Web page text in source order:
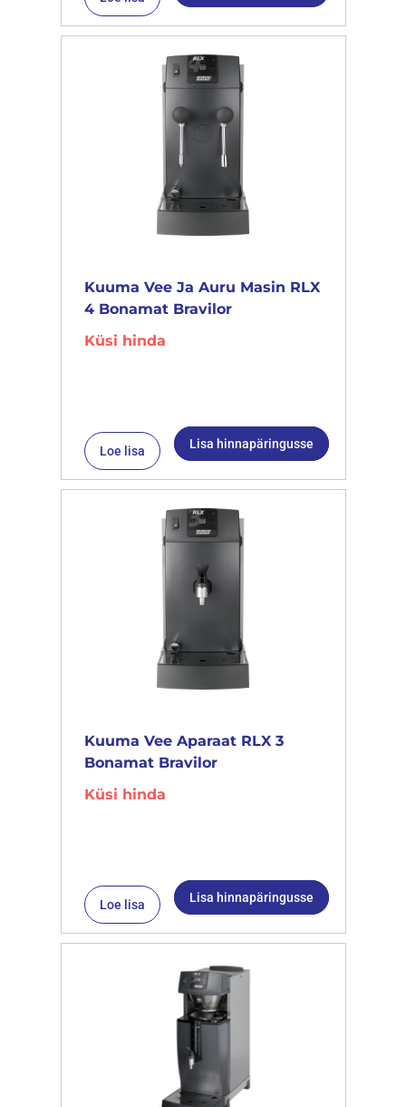
Kuuma Vee Ja Auru Masin RLX
4 Bonamat Bravilor
Küsi hinda
Loe lisa Lisa hinnapäringusse
Kuuma Vee Aparaat RLX 3
Bonamat Bravilor
Küsi hinda
Loe lisa Lisa hinnapäringusse